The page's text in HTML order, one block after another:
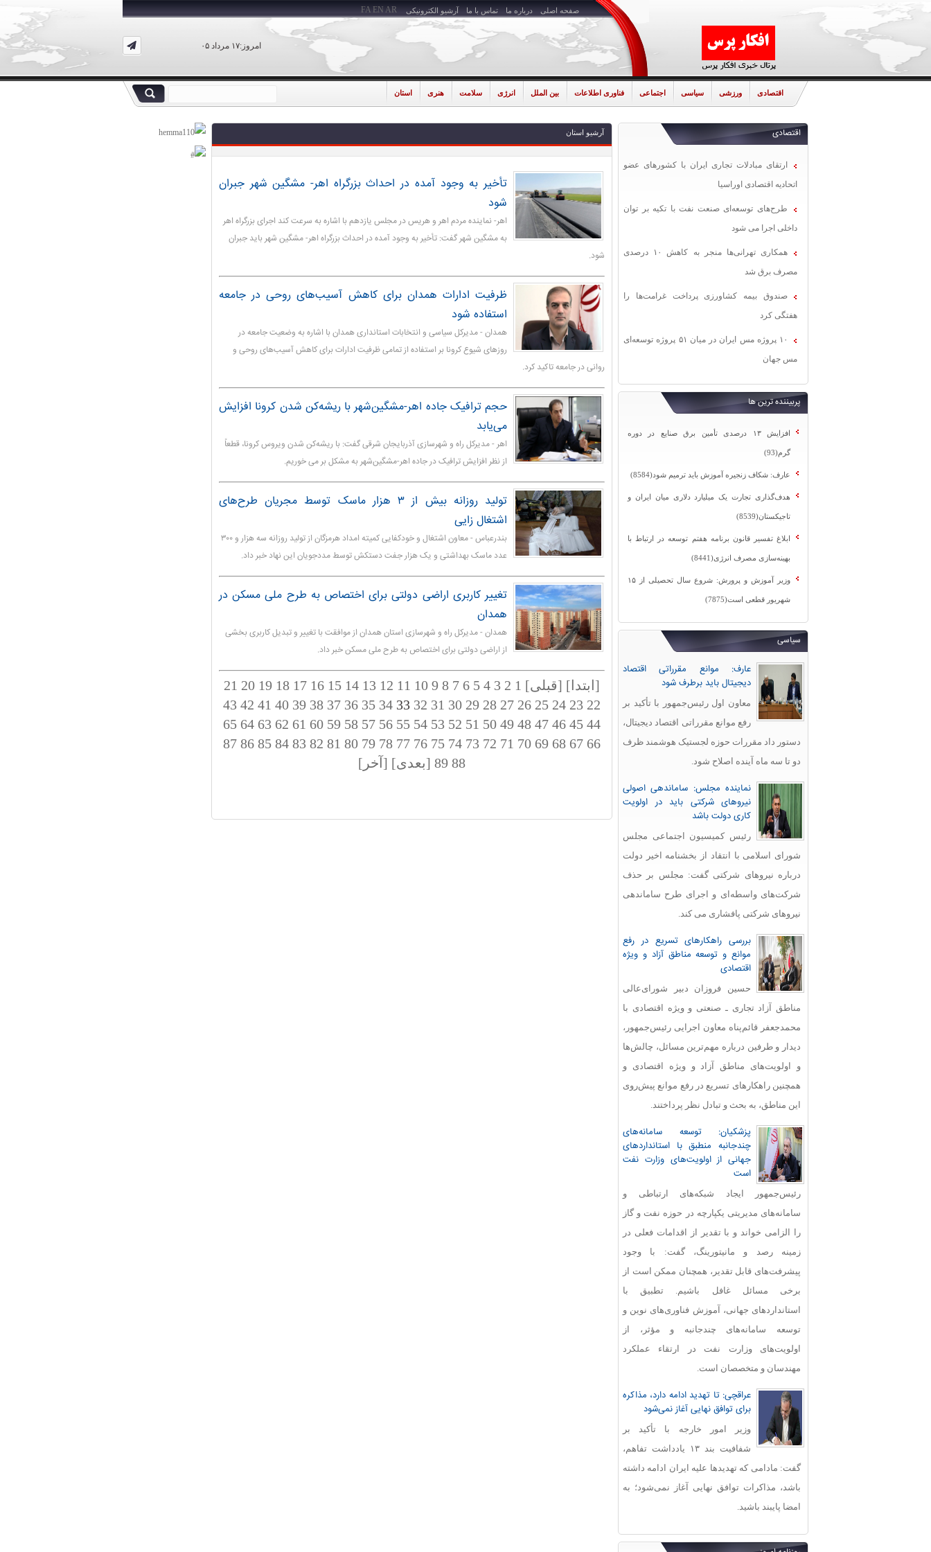
صفحه اصلی درباره ما تماس با ما آرشیو الکترونیکی
امروز:۱۷ مرداد ۰۵
FA EN AR
اقتصادی ورزشی سیاسی اجتماعی فناوری اطلاعات بین الملل انرژی سلامت هنری استان
اقتصادی
ارتقای مبادلات تجاری ایران با کشورهای عضو
اتحادیه اقتصادی اوراسیا
طرح‌های توسعه‌ای صنعت نفت با تکیه بر توان
داخلی اجرا می شود
همکاری تهرانی‌ها منجر به کاهش ۱۰ درصدی
مصرف برق شد
صندوق بیمه کشاورزی پرداخت غرامت‌ها را
هفتگی کرد
۱۰ پروژه مس ایران در میان ۵۱ پروژه توسعه‌ای
مس جهان
پربیننده ترین ها
افزایش ۱۳ درصدی تأمین برق صنایع در دوره
گرم(93)
عارف: شکاف زنجیره آموزش باید ترمیم شود(8584)
هدف‌گذاری تجارت یک میلیارد دلاری میان ایران و
تاجیکستان(8539)
ابلاغ تفسیر قانون برنامه هفتم توسعه در ارتباط با
بهینه‌سازی مصرف انرژی(8441)
وزیر آموزش و پرورش: شروع سال تحصیلی از ۱۵
شهریور قطعی است(7875)
سیاسی
عارف: موانع مقرراتی اقتصاد
دیجیتال باید برطرف شود
معاون اول رئیس‌جمهور با تأکید بر
رفع موانع مقرراتی اقتصاد دیجیتال،
دستور داد مقررات حوزه لجستیک هوشمند ظرف
دو تا سه ماه آینده اصلاح شود.
نماینده مجلس: ساماندهی اصولی
نیروهای شرکتی باید در اولویت
کاری دولت باشد
رئیس کمیسیون اجتماعی مجلس
شورای اسلامی با انتقاد از بخشنامه اخیر دولت
درباره نیروهای شرکتی گفت: مجلس بر حذف
شرکت‌های واسطه‌ای و اجرای طرح ساماندهی
نیروهای شرکتی پافشاری می کند.
بررسی راهکارهای تسریع در رفع
موانع و توسعه مناطق آزاد و ویژه
اقتصادی
حسین فروزان دبیر شورای‌عالی
مناطق آزاد تجاری ـ صنعتی و ویژه اقتصادی با
محمدجعفر قائم‌پناه معاون اجرایی رئیس‌جمهور،
دیدار و طرفین درباره مهم‌ترین مسائل، چالش‌ها
و اولویت‌های مناطق آزاد و ویژه اقتصادی و
همچنین راهکارهای تسریع در رفع موانع پیش‌روی
این مناطق، به بحث و تبادل نظر پرداختند.
پزشکیان: توسعه سامانه‌های
چندجانبه منطبق با استانداردهای
جهانی از اولویت‌های وزارت نفت
است
رئیس‌جمهور ایجاد شبکه‌های ارتباطی و
سامانه‌های مدیریتی یکپارچه در حوزه نفت و گاز
را الزامی خواند و با تقدیر از اقدامات فعلی در
زمینه رصد و مانیتورینگ، گفت: با وجود
پیشرفت‌های قابل‌ تقدیر، همچنان ممکن است از
برخی مسائل غافل باشیم. تطبیق با
استانداردهای جهانی، آموزش فناوری‌های نوین و
توسعه سامانه‌های چندجانبه و مؤثر، از
اولویت‌های وزارت نفت در ارتقاء عملکرد
مهندسان و متخصصان است.
عراقچی: تا تهدید ادامه دارد، مذاکره
برای توافق نهایی آغاز نمی‌شود
وزیر امور خارجه با تأکید بر
شفافیت بند ۱۳ یادداشت تفاهم،
گفت: مادامی که تهدیدها علیه ایران ادامه داشته
باشد، مذاکرات توافق نهایی آغاز نمی‌شود؛ به
امضا پایبند باشید.
آرشیو استان
تأخیر به وجود آمده در احداث بزرگراه اهر- مشگین‌ شهر جبران
شود
اهر- نماینده مردم اهر و هریس در مجلس یازدهم با اشاره به سرعت کند اجرای بزرگراه اهر
به مشگین شهر گفت: تأخیر به وجود آمده در احداث بزرگراه اهر- مشگین‌ شهر باید جبران
شود.
ظرفیت ادارات همدان برای کاهش آسیب‌های روحی در جامعه
استفاده شود
همدان - مدیرکل سیاسی و انتخابات استانداری همدان با اشاره به وضعیت جامعه در
روزهای شیوع کرونا بر استفاده از تمامی ظرفیت ادارات برای کاهش آسیب‌های روحی و
روانی در جامعه تاکید کرد.
حجم ترافیک جاده اهر-مشگین‌شهر با ریشه‌کن شدن کرونا افزایش
می‌یابد
اهر - مدیرکل راه و شهرسازی آذربایجان شرقی گفت: با ریشه‌کن شدن ویروس کرونا، قطعاً
از نظر افزایش ترافیک در جاده اهر-مشگین‌شهر به مشکل بر می خوریم.
تولید روزانه بیش از ۳ هزار ماسک توسط مجریان طرح‌های
اشتغال زایی
بندرعباس - معاون اشتغال و خودکفایی کمیته امداد هرمزگان از تولید روزانه سه هزار و ۳۰۰
عدد ماسک بهداشتی و یک هزار جفت دستکش توسط مددجویان این نهاد خبر داد.
تغییر کاربری اراضی دولتی برای اختصاص به طرح ملی مسکن در
همدان
همدان - مدیرکل راه و شهرسازی استان همدان از موافقت با تغییر و تبدیل کاربری بخشی
از اراضی دولتی برای اختصاص به طرح ملی مسکن خبر داد.
[ابتدا] [قبلی] 1
2
3
4
5
6
7
8
9
10
11
12
13
14
15
16
17
18
19
20
21
22
23
24
25
26
27
28
29
30
31
32
34
35
36
37
38
39
40
41
42
43
44
45
46
47
48
49
50
51
52
53
54
55
56
57
58
59
60
61
62
63
64
65
66
67
68
69
70
71
72
73
74
75
76
77
78
79
80
81
82
83
84
85
86
87
88
89 [بعدی] [آخر]